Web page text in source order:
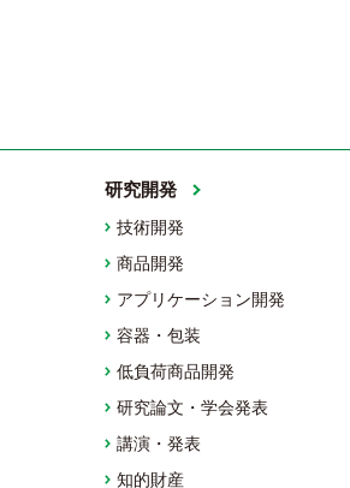
研究開発
技術開発
商品開発
アプリケーション開発
容器・包装
低負荷商品開発
研究論文・学会発表
講演・発表
知的財産